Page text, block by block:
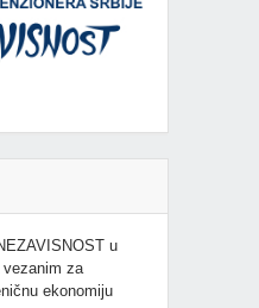
u
za
ekonomiju